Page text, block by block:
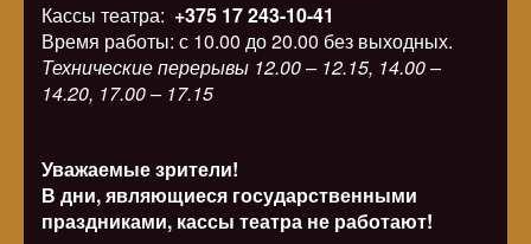
Кассы театра: +375 17 243-10-41
Время работы: с 10.00 до 20.00 без выходных.
Технические перерывы 12.00 – 12.15, 14.00 –
14.20, 17.00 – 17.15
Уважаемые зрители!
В дни, являющиеся государственными
праздниками, кассы театра не работают!